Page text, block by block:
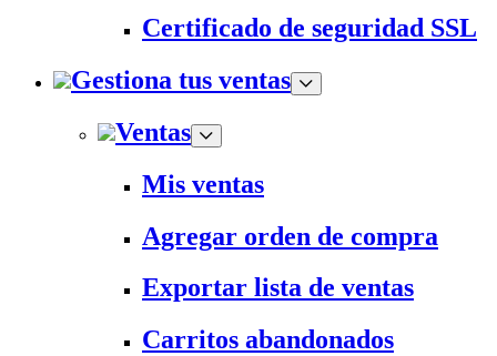
Certificado de seguridad SSL
Gestiona tus ventas
Ventas
Mis ventas
Agregar orden de compra
Exportar lista de ventas
Carritos abandonados